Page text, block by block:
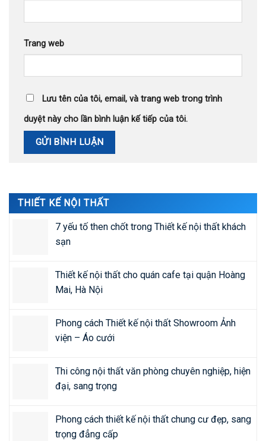
Trang web
Lưu tên của tôi, email, và trang web trong trình
duyệt này cho lần bình luận kế tiếp của tôi.
THIẾT KẾ NỘI THẤT
7 yếu tố then chốt trong Thiết kế nội thất khách
sạn
Thiết kế nội thất cho quán cafe tại quận Hoàng
Mai, Hà Nội
Phong cách Thiết kế nội thất Showroom Ảnh
viện – Áo cưới
Thi công nội thất văn phòng chuyên nghiệp, hiện
đại, sang trọng
Phong cách thiết kế nội thất chung cư đẹp, sang
trọng đẳng cấp